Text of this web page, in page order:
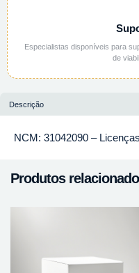
Especialistas disponíveis para
de
Descrição
NCM: 31042090 –
Produtos